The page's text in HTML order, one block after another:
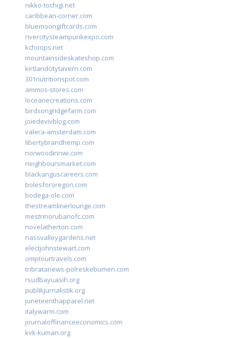
nikko-tochigi.net
caribbean-corner.com
bluemoongiftcards.com
rivercitysteampunkexpo.com
kchoops.net
mountainsideskateshop.com
kirtlandcitytavern.com
301nutritionspot.com
ammos-stores.com
loceanecreations.com
birdsongridgefarm.com
joiedevivblog.com
valera-amsterdam.com
libertybrandhemp.com
norwoodinnwi.com
neighboursmarket.com
blackanguscareers.com
bolesfororegon.com
bodega-ole.com
thestreamlinerlounge.com
mestrinorubanofc.com
novelatherton.com
nassvalleygardens.net
electjohnstewart.com
omptourtravels.com
tribratanews-polreskebumen.com
rsudbayuasih.org
publikjurnalistik.org
juneteenthapparel.net
italywarm.com
journaloffinanceeconomics.com
kvk-kumari.org